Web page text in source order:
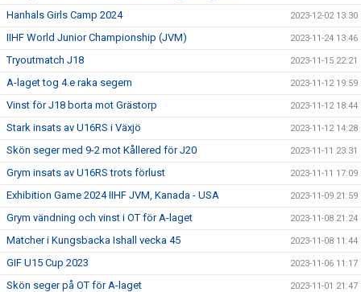
Hanhals Girls Camp 2024 2023-12-02 13:30
IIHF World Junior Championship (JVM) 2023-11-24 13:46
Tryoutmatch J18 2023-11-15 22:21
A-laget tog 4.e raka segern 2023-11-12 19:59
Vinst för J18 borta mot Grästorp 2023-11-12 18:44
Stark insats av U16RS i Växjö 2023-11-12 14:28
Skön seger med 9-2 mot Kållered för J20 2023-11-11 23:31
Grym insats av U16RS trots förlust 2023-11-11 17:09
Exhibition Game 2024 IIHF JVM, Kanada - USA 2023-11-09 21:59
Grym vändning och vinst i OT för A-laget 2023-11-08 21:24
Matcher i Kungsbacka Ishall vecka 45 2023-11-08 11:44
GIF U15 Cup 2023 2023-11-06 11:17
Skön seger på OT för A-laget 2023-11-01 21:47